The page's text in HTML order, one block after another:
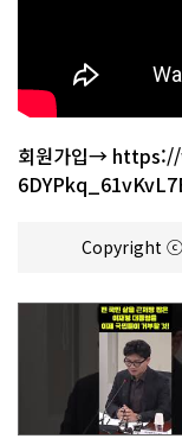
회원가입→
Copyright ⓒ